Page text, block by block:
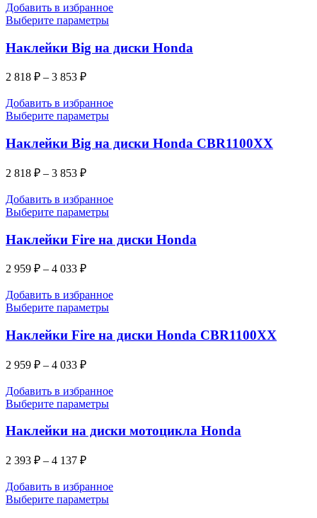
Добавить в избранное
Выберите параметры
Наклейки Big на диски Honda
2 818 ₽ – 3 853 ₽
Добавить в избранное
Выберите параметры
Наклейки Big на диски Honda CBR1100XX
2 818 ₽ – 3 853 ₽
Добавить в избранное
Выберите параметры
Наклейки Fire на диски Honda
2 959 ₽ – 4 033 ₽
Добавить в избранное
Выберите параметры
Наклейки Fire на диски Honda CBR1100XX
2 959 ₽ – 4 033 ₽
Добавить в избранное
Выберите параметры
Наклейки на диски мотоцикла Honda
2 393 ₽ – 4 137 ₽
Добавить в избранное
Выберите параметры